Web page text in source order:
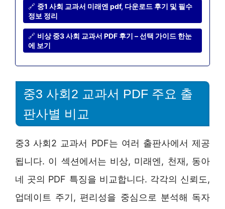
🔗 중1 사회 교과서 미래엔 pdf, 다운로드 후기 및 필수
정보 정리
🔗 비상 중3 사회 교과서 PDF 후기 – 선택 가이드 한눈
에 보기
중3 사회2 교과서 PDF 주요 출
판사별 비교
중3 사회2 교과서 PDF는 여러 출판사에서 제공
됩니다. 이 섹션에서는 비상, 미래엔, 천재, 동아
네 곳의 PDF 특징을 비교합니다. 각각의 신뢰도,
업데이트 주기, 편리성을 중심으로 분석해 독자